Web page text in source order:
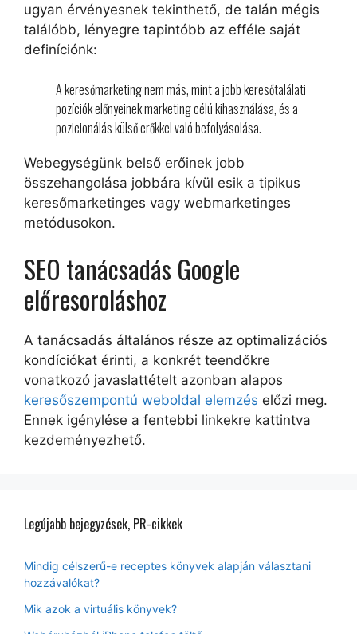
ugyan érvényesnek tekinthető, de talán mégis
találóbb, lényegre tapintóbb az efféle saját
definíciónk:
A keresőmarketing nem más, mint a jobb keresőtalálati
pozíciók előnyeinek marketing célú kihasználása, és a
pozicionálás külső erőkkel való befolyásolása.
Webegységünk belső erőinek jobb
összehangolása jobbára kívül esik a tipikus
keresőmarketinges vagy webmarketinges
metódusokon.
SEO tanácsadás Google
előresoroláshoz
A tanácsadás általános része az optimalizációs
kondíciókat érinti, a konkrét teendőkre
vonatkozó javaslattételt azonban alapos
keresőszempontú weboldal elemzés előzi meg.
Ennek igénylése a fentebbi linkekre kattintva
kezdeményezhető.
Legújabb bejegyzések, PR-cikkek
Mindig célszerű-e receptes könyvek alapján választani
hozzávalókat?
Mik azok a virtuális könyvek?